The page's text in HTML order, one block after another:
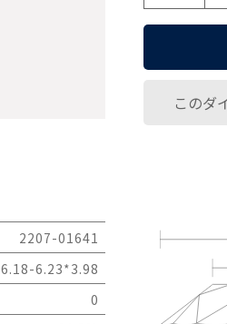
このダ
2207-01641
6.18-6.23*3.98
0